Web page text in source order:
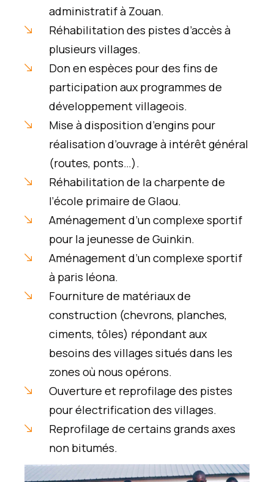
administratif à Zouan.
Réhabilitation des pistes d’accès à
plusieurs villages.
Don en espèces pour des fins de
participation aux programmes de
développement villageois.
Mise à disposition d’engins pour
réalisation d’ouvrage à intérêt général
(routes, ponts…).
Réhabilitation de la charpente de
l’école primaire de Glaou.
Aménagement d’un complexe sportif
pour la jeunesse de Guinkin.
Aménagement d’un complexe sportif
à paris léona.
Fourniture de matériaux de
construction (chevrons, planches,
ciments, tôles) répondant aux
besoins des villages situés dans les
zones où nous opérons.
Ouverture et reprofilage des pistes
pour électrification des villages.
Reprofilage de certains grands axes
non bitumés.